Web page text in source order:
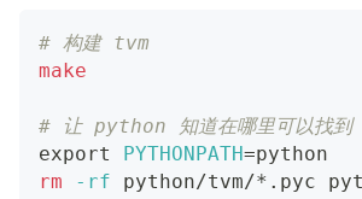
# 构建 tvm
make
# 让 python 知道在哪里可以找到
export
PYTHONPATH=python
rm
-rf python/tvm/*.pyc